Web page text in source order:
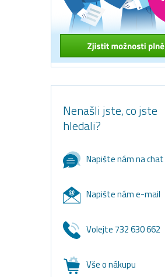
Nenašli jste, co jste
hledali?
Napište nám na chat
Napište nám e-mail
Volejte 732 630 662
Vše o nákupu